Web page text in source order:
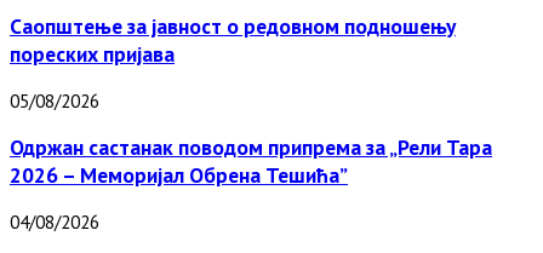
Саопштење за јавност о редовном подношењу
пореских пријава
05/08/2026
Одржан састанак поводом припрема за „Рели Тара
2026 – Меморијал Обрена Тешића”
04/08/2026